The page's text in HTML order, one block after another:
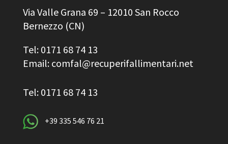
Via Valle Grana 69 – 12010 San Rocco
Bernezzo (CN)
Tel: 0171 68 74 13
Email: comfal@recuperifallimentari.net
Tel: 0171 68 74 13
+39 335 546 76 21